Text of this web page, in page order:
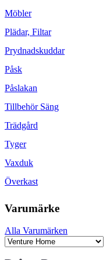
Möbler
Plädar, Filtar
Prydnadskuddar
Påsk
Påslakan
Tillbehör Säng
Trädgård
Tyger
Vaxduk
Överkast
Varumärke
Alla Varumärken